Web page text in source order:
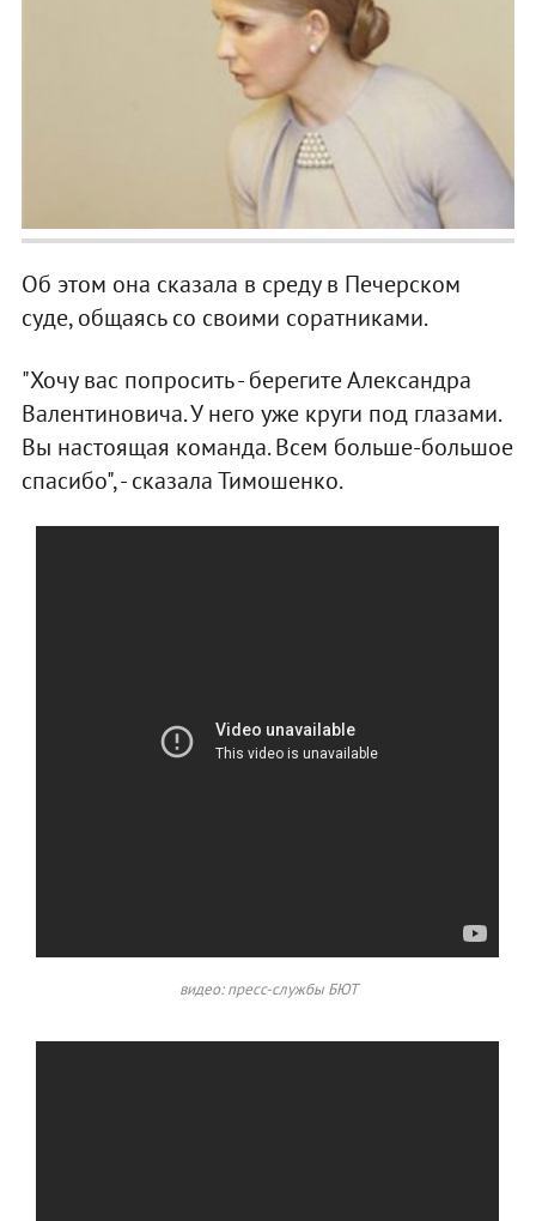
Об этом она сказала в среду в Печерском
суде, общаясь со своими соратниками.
"Хочу вас попросить - берегите Александра
Валентиновича. У него уже круги под глазами.
Вы настоящая команда. Всем больше-большое
спасибо", - сказала Тимошенко.
видео: пресс-службы БЮТ